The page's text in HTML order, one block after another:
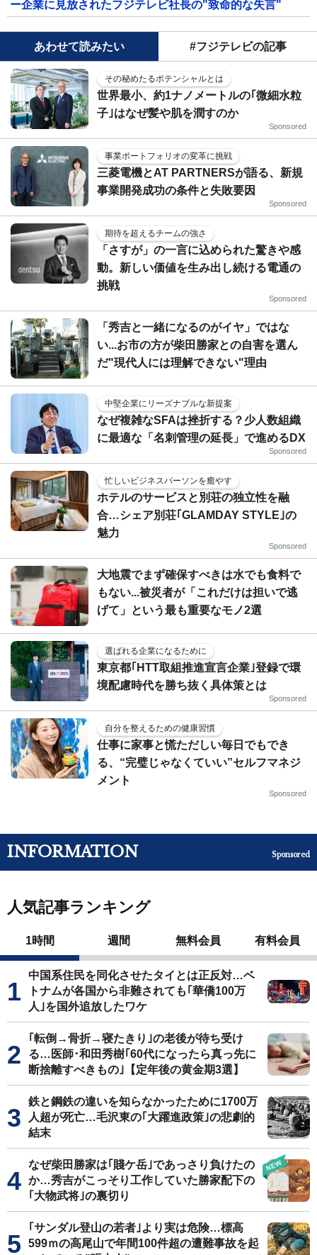
ー企業に見放されたフジテレビ社長の"致命的な失言"
あわせて読みたい #フジテレビの記事
その秘めたるポテンシャルとは
世界最小、約1ナノメートルの｢微細水粒
子｣はなぜ髪や肌を潤すのか
Sponsored
事業ポートフォリオの変革に挑戦
三菱電機とAT PARTNERSが語る、新規
事業開発成功の条件と失敗要因
Sponsored
期待を超えるチームの強さ
「さすが」の一言に込められた驚きや感
動。新しい価値を生み出し続ける電通の
挑戦
Sponsored
「秀吉と一緒になるのがイヤ」ではな
い...お市の方が柴田勝家との自害を選ん
だ"現代人には理解できない"理由
中堅企業にリーズナブルな新提案
なぜ複雑なSFAは挫折する？少人数組織
に最適な「名刺管理の延長」で進めるDX
Sponsored
忙しいビジネスパーソンを癒やす
ホテルのサービスと別荘の独立性を融
合…シェア別荘｢GLAMDAY STYLE｣の
魅力
Sponsored
大地震でまず確保すべきは水でも食料で
もない...被災者が「これだけは担いで逃
げて」という最も重要なモノ2選
選ばれる企業になるために
東京都｢HTT取組推進宣言企業｣登録で環
境配慮時代を勝ち抜く具体策とは
Sponsored
自分を整えるための健康習慣
仕事に家事と慌ただしい毎日でもでき
る、“完璧じゃなくていい”セルフマネジ
メント
Sponsored
INFORMATION Sponsored
人気記事ランキング
1時間 週間 無料会員 有料会員
中国系住民を同化させたタイとは正反対…ベ
トナムが各国から非難されても｢華僑100万
人｣を国外追放したワケ
｢転倒→骨折→寝たきり｣の老後が待ち受け
る…医師･和田秀樹｢60代になったら真っ先に
断捨離すべきもの｣【定年後の黄金期3選】
鉄と鋼鉄の違いを知らなかったために1700万
人超が死亡…毛沢東の｢大躍進政策｣の悲劇的
結末
なぜ柴田勝家は｢賤ケ岳｣であっさり負けたの
か…秀吉がこっそり工作していた勝家配下の
｢大物武将｣の裏切り
｢サンダル登山の若者｣より実は危険…標高
599ｍの高尾山で年間100件超の遭難事故を起